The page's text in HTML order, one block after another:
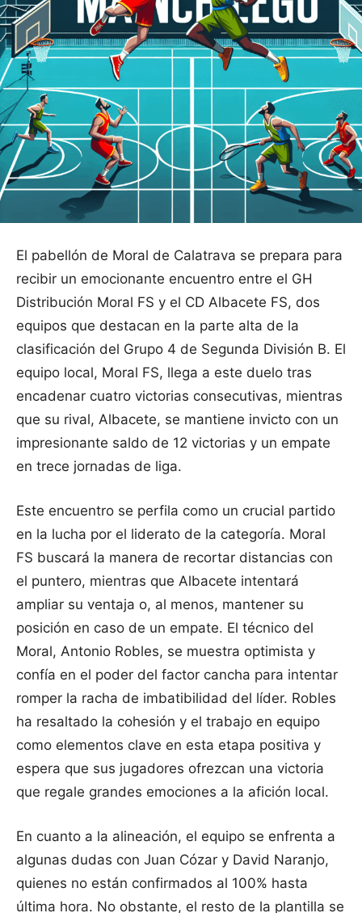
El pabellón de Moral de Calatrava se prepara para
recibir un emocionante encuentro entre el GH
Distribución Moral FS y el CD Albacete FS, dos
equipos que destacan en la parte alta de la
clasificación del Grupo 4 de Segunda División B. El
equipo local, Moral FS, llega a este duelo tras
encadenar cuatro victorias consecutivas, mientras
que su rival, Albacete, se mantiene invicto con un
impresionante saldo de 12 victorias y un empate
en trece jornadas de liga.
Este encuentro se perfila como un crucial partido
en la lucha por el liderato de la categoría. Moral
FS buscará la manera de recortar distancias con
el puntero, mientras que Albacete intentará
ampliar su ventaja o, al menos, mantener su
posición en caso de un empate. El técnico del
Moral, Antonio Robles, se muestra optimista y
confía en el poder del factor cancha para intentar
romper la racha de imbatibilidad del líder. Robles
ha resaltado la cohesión y el trabajo en equipo
como elementos clave en esta etapa positiva y
espera que sus jugadores ofrezcan una victoria
que regale grandes emociones a la afición local.
En cuanto a la alineación, el equipo se enfrenta a
algunas dudas con Juan Cózar y David Naranjo,
quienes no están confirmados al 100% hasta
última hora. No obstante, el resto de la plantilla se